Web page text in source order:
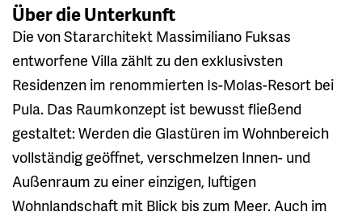
Über die Unterkunft
Die von Stararchitekt Massimiliano Fuksas
entworfene Villa zählt zu den exklusivsten
Residenzen im renommierten Is-Molas-Resort bei
Pula. Das Raumkonzept ist bewusst fließend
gestaltet: Werden die Glas­türen im Wohnbereich
vollständig geöffnet, verschmelzen Innen- und
Außenraum zu einer einzigen, luftigen
Wohnlandschaft mit Blick bis zum Meer. Auch im